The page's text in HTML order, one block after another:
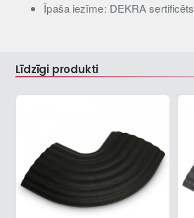
Īpaša iezīme: DEKRA sertificēts
Līdzīgi produkti